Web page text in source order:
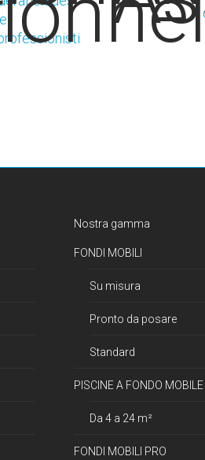
Nostra gamma
FONDI MOBILI
Su misura
Pronto da posare
Standard
PISCINE A FONDO MOBILE
Da 4 a 24 m²
FONDI MOBILI PRO